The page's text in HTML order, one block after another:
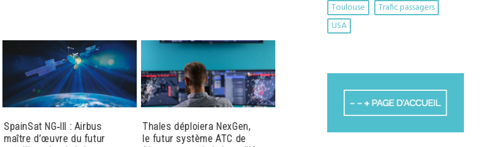
SpainSat NG‑III : Airbus
maître d’œuvre du futur
Thales déploiera NexGen,
le futur système ATC de
Toulouse
Trafic passagers
USA